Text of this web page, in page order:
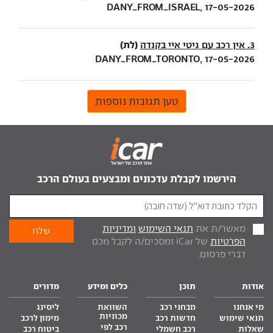
DANY_FROM_ISRAEL, 17-05-2026
3. אין רכב עם גיטי איי בקנדה (לת)
DANY_FROM_TORONTO, 17-05-2026
טען תגובות נוספות
הירשמו לקבלת עדכונים ומבצעים בעולם הרכב
מאשר/ת את תנאי השימוש ומדיניות
הפרטיות
של iCar ומסכים/ה לקבל מכם
דברי פרסום.
אודות
מי אנחנו
תנאי שימוש
שאלות
תוכן
מבחני רכב
חדשות רכב
רכב חשמלי
כלים ומידע
השוואת
מכוניות
רכב לפי
מדורים
ליסינג
מימון לרכב
ביטוח רכב